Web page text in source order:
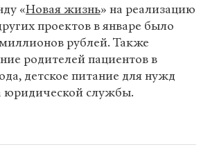
«Новая жизнь» на реализацию
проектов в январе было
рублей. Также
родителей пациентов в
детское питание для нужд
юридической службы.